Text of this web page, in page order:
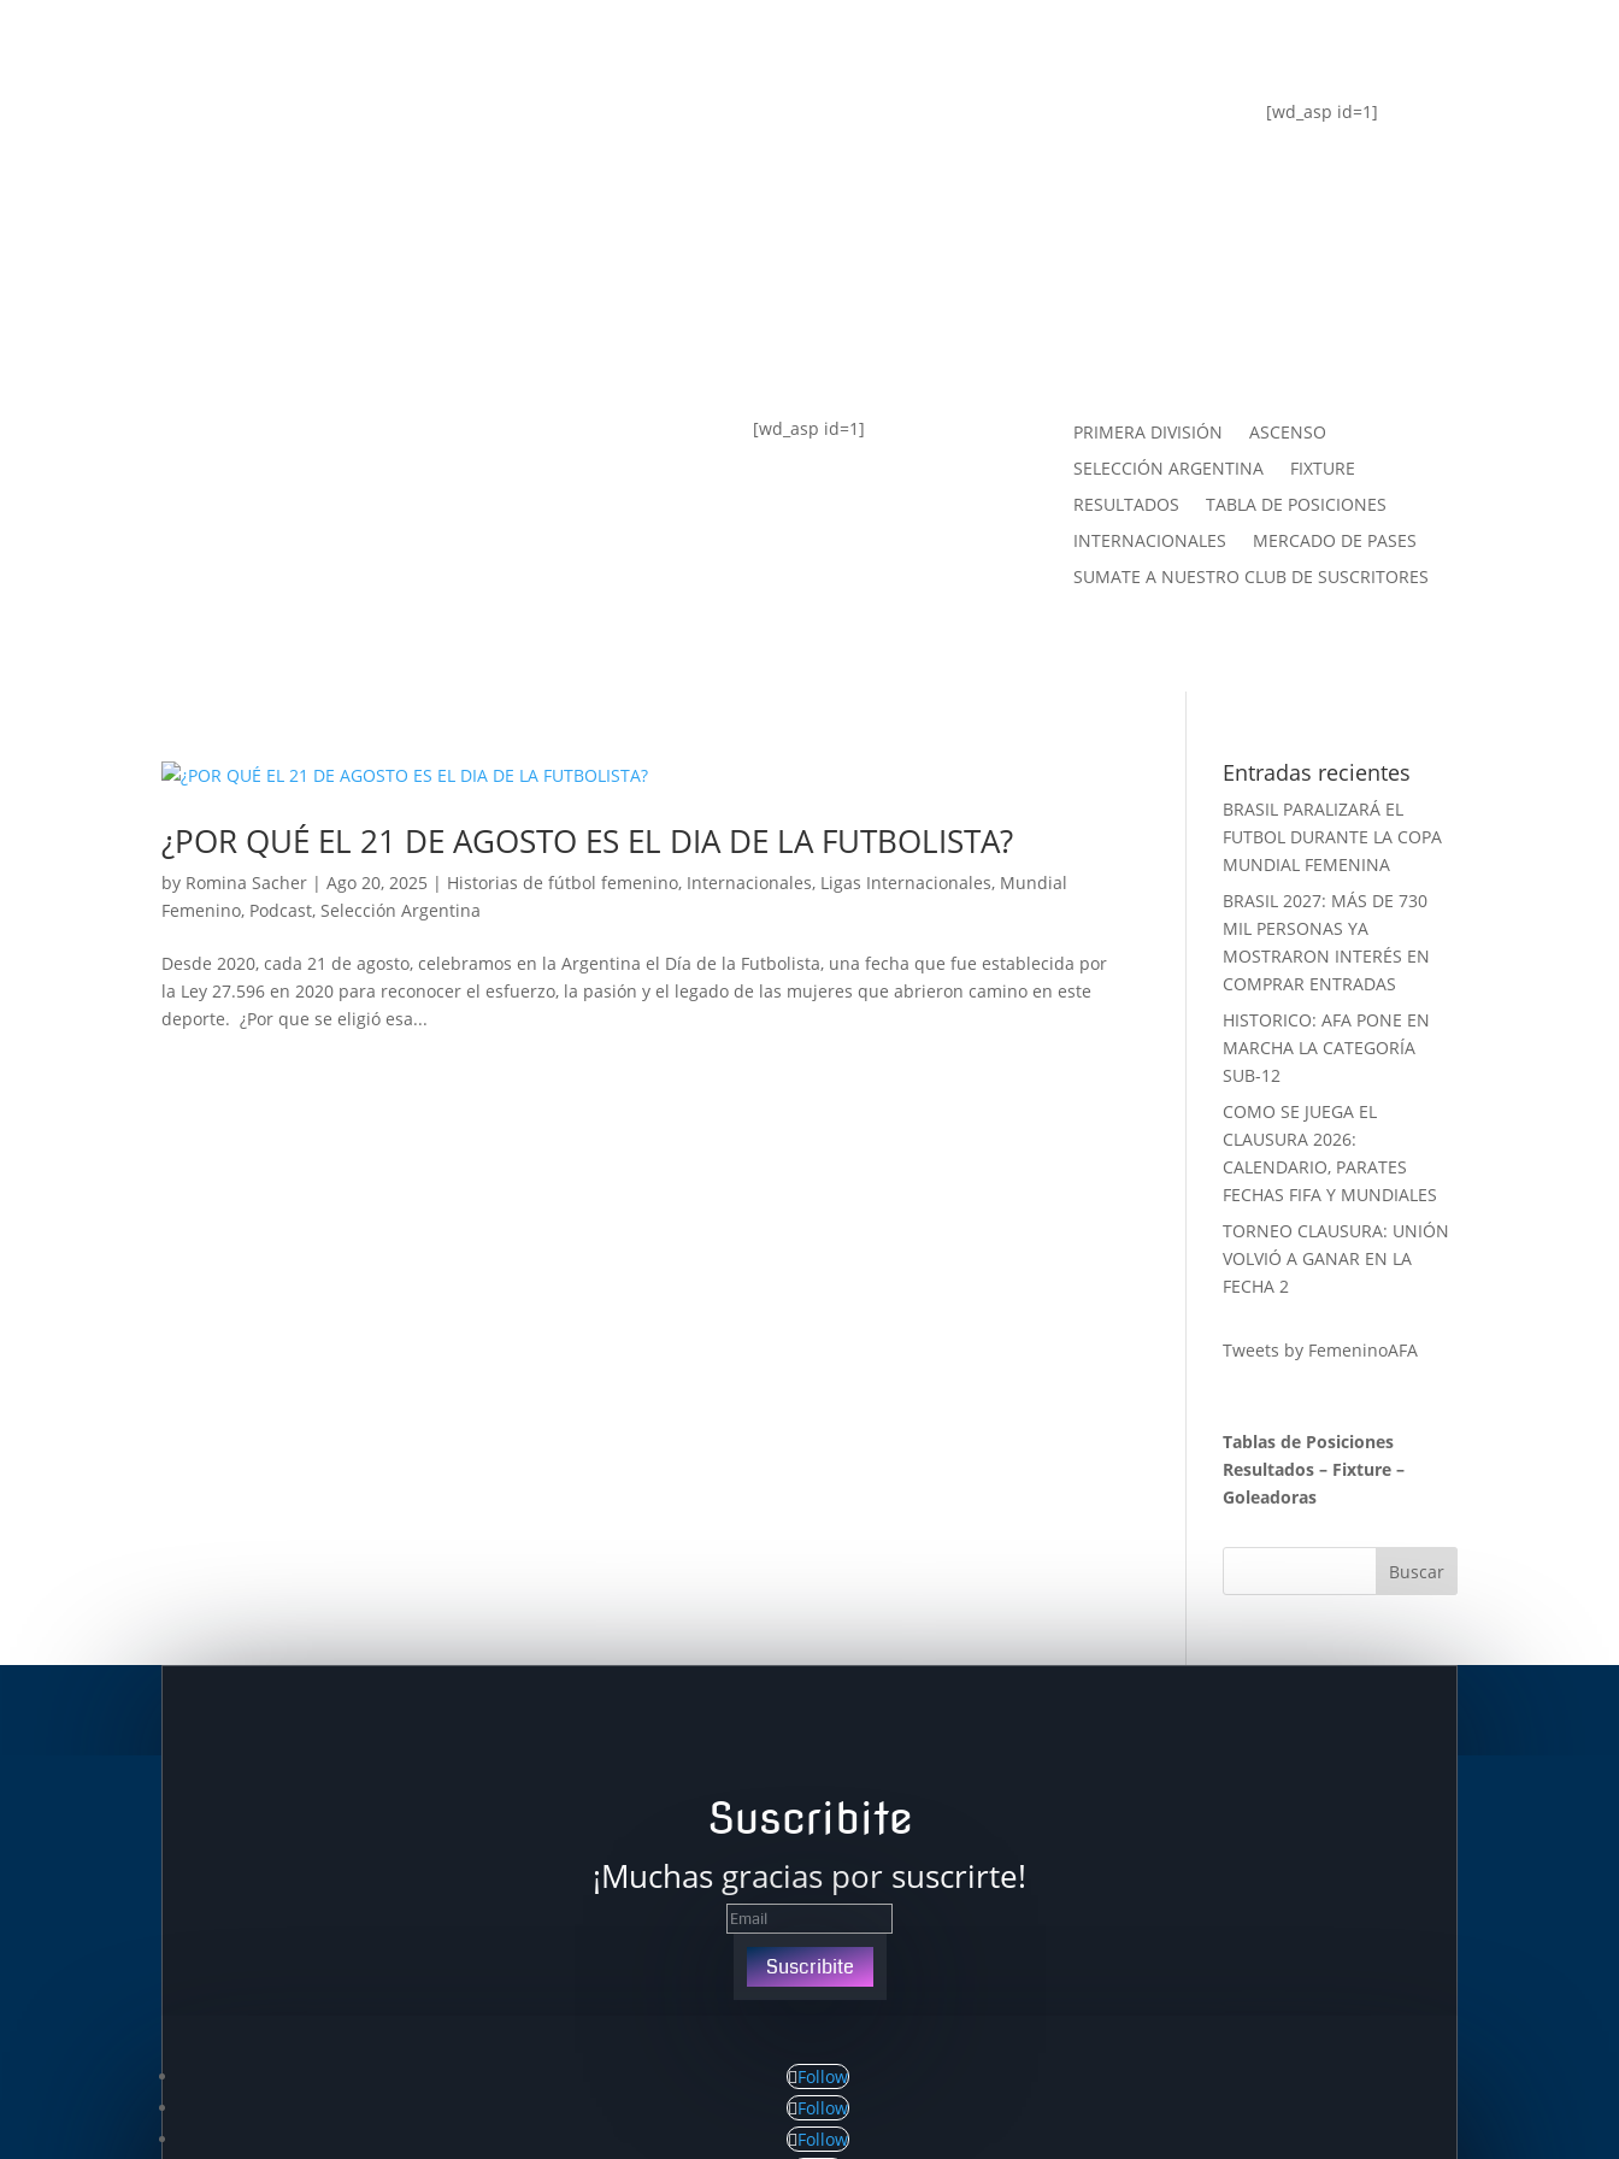
[wd_asp id=1]
[wd_asp id=1] PRIMERA DIVISIÓN
ASCENSO
SELECCIÓN ARGENTINA
FIXTURE
RESULTADOS
TABLA DE POSICIONES
INTERNACIONALES
MERCADO DE PASES
SUMATE A NUESTRO CLUB DE SUSCRITORES
¿POR QUÉ EL 21 DE AGOSTO ES EL DIA DE LA FUTBOLISTA?
by Romina Sacher |Ago 20, 2025 | Historias de fútbol femenino, Internacionales, Ligas Internacionales, Mundial
Femenino, Podcast,Selección Argentina
Desde 2020, cada 21 de agosto, celebramos en la Argentina el Día de la Futbolista, una fecha que fue establecida por
la Ley 27.596 en 2020 para reconocer el esfuerzo, la pasión y el legado de las mujeres que abrieron camino en este
deporte. ¿Por que se eligió esa...
Entradas recientes
BRASIL PARALIZARÁ EL
FUTBOL DURANTE LA COPA
MUNDIAL FEMENINA
BRASIL 2027: MÁS DE 730
MIL PERSONAS YA
MOSTRARON INTERÉS EN
COMPRAR ENTRADAS
HISTORICO: AFA PONE EN
MARCHA LA CATEGORÍA
SUB-12
COMO SE JUEGA EL
CLAUSURA 2026:
CALENDARIO, PARATES
FECHAS FIFA Y MUNDIALES
TORNEO CLAUSURA: UNIÓN
VOLVIÓ A GANAR EN LA
FECHA 2
Tweets by FemeninoAFA
Tablas de Posiciones
Resultados – Fixture –
Goleadoras
Suscribite
¡Muchas gracias por suscrirte!
Suscribite
Follow
Follow
Follow